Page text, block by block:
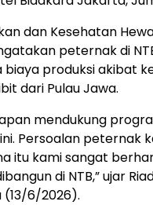
dan Kesehatan
peternak di
biaya produksi akibat
dari Pulau Jawa.
mendukung
Persoalan peternak
itu kami sangat
di NTB,” ujar
6/2026).